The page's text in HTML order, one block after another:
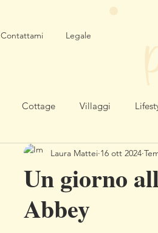
Contattami Legale
Cottage Villaggi
Un giorno
Abbey
Laura Mattei 16 ott 2024